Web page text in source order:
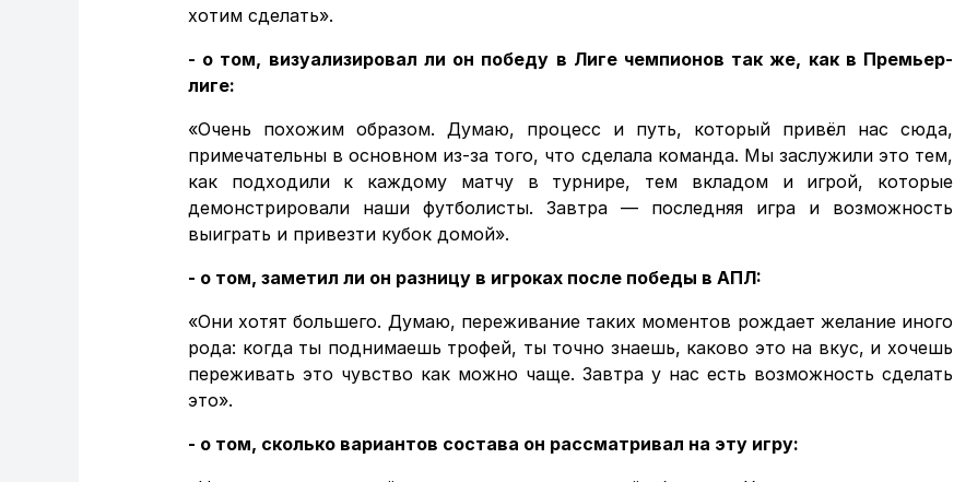
хотим сделать».
- о том, визуализировал ли он победу в Лиге чемпионов так же, как в Премьер-
лиге:
«Очень похожим образом. Думаю, процесс и путь, который привёл нас сюда,
примечательны в основном из-за того, что сделала команда. Мы заслужили это тем,
как подходили к каждому матчу в турнире, тем вкладом и игрой, которые
демонстрировали наши футболисты. Завтра — последняя игра и возможность
выиграть и привезти кубок домой».
- о том, заметил ли он разницу в игроках после победы в АПЛ:
«Они хотят большего. Думаю, переживание таких моментов рождает желание иного
рода: когда ты поднимаешь трофей, ты точно знаешь, каково это на вкус, и хочешь
переживать это чувство как можно чаще. Завтра у нас есть возможность сделать
это».
- о том, сколько вариантов состава он рассматривал на эту игру: